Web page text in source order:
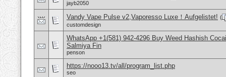
jayb2050
Vandy Vape Pulse v2,Vaporesso Luxe！Aufgelistet! (
customdesign
WhatsApp +1(581) 942-4296 Buy Weed Hashish
Salmiya Fin
penson
https://nooo13.tv/all/program_list.php
seo